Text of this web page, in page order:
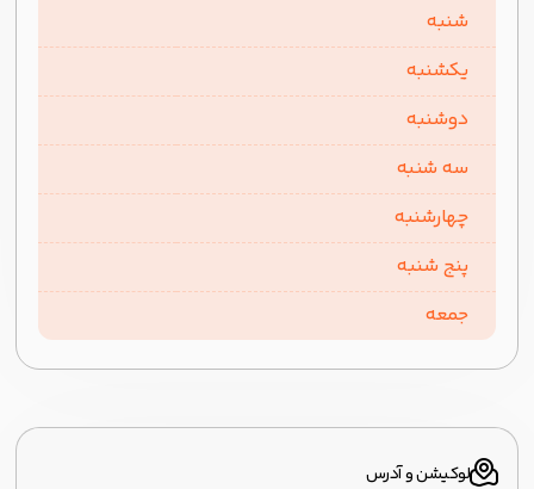
شنبه
یکشنبه
دوشنبه
سه شنبه
چهارشنبه
پنج شنبه
جمعه
لوکیشن و آدرس